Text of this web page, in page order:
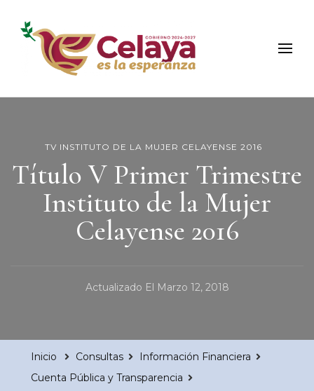
Municipio de Celaya
Portal Oficial del Municipio de Celaya
TV INSTITUTO DE LA MUJER CELAYENSE 2016
Título V Primer Trimestre
Instituto de la Mujer
Celayense 2016
Actualizado El Marzo 12, 2018
Inicio Consultas
Información Financiera
Cuenta Pública y Transparencia